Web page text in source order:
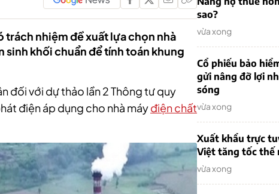
trách nhiệm đề xuất lựa chọn nhà
sinh khối chuẩn để tính toán khung
đối với dự thảo lần 2 Thông tư quy
điện áp dụng cho nhà máyđiện chất
sao?
vừa xong
Cổ phiếu bảo
gửi nâng đỡ lợi
sóng
vừa xong
Xuất khẩu trực
Việt tăng tốc thế
vừa xong